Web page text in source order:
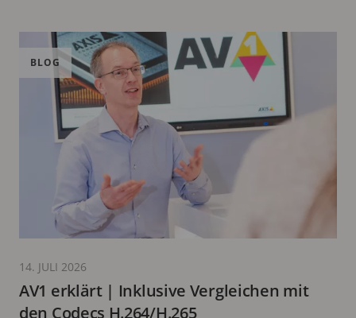
AV1 erklärt | Inklusive Vergleichen mit
den Codecs H.264/H.265
BLOG
14. JULI 2026